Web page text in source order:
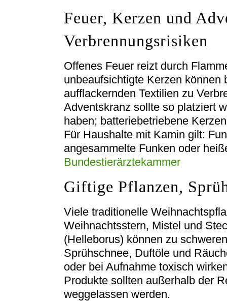
Feuer, Kerzen und
Verbrennungsrisiken
Offenes Feuer reizt durch
unbeaufsichtigte Kerzen
aufflackernden Textilien zu
Adventskranz sollte so platziert
haben; batteriebetriebene
Für Haushalte mit Kamin gilt:
angesammelte Funken oder
Bundestierärztekammer
Giftige Pflanzen,
Viele traditionelle
Weihnachtsstern, Mistel und
(Helleborus) können zu
Sprühschnee, Duftöle und
oder bei Aufnahme toxisch
Produkte sollten außerhalb der
weggelassen werden.